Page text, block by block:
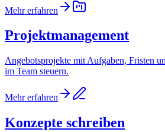
Mehr erfahren
Projektmanagement
Angebotsprojekte mit Aufgaben, Fristen
im Team steuern.
Mehr erfahren
Konzepte schreiben